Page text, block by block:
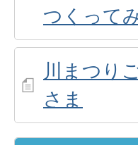
つくって
川まつり
さま